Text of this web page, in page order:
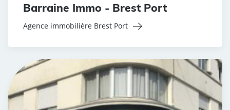
Barraine Immo - Brest Port
Agence immobilière Brest Port